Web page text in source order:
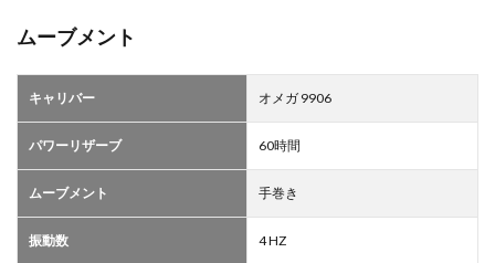
ムーブメント
キャリバー オメガ 9906
パワーリザーブ 60時間
ムーブメント 手巻き
振動数 4 HZ